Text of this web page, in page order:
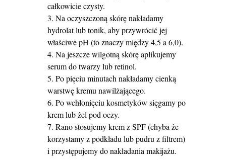
całkowicie czysty.
Na oczyszczoną skórę nakładamy
hydrolat lub tonik, aby przywrócić jej
właściwe pH (to znaczy między 4,5 a 6,0).
Na jeszcze wilgotną skórę aplikujemy
serum do twarzy lub retinol.
Po pięciu minutach nakładamy cienką
warstwę kremu nawilżającego.
Po wchłonięciu kosmetyków sięgamy po
krem lub żel pod oczy.
Rano stosujemy krem z SPF (chyba że
korzystamy z podkładu lub pudru z filtrem)
i przystępujemy do nakładania makijażu.